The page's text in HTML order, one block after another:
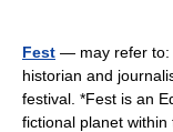
Fest — may refer to:
historian and
festival. *Fest is an
fictional planet